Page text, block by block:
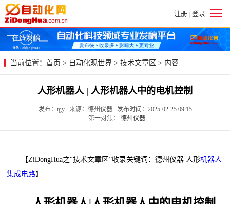
注册 | 登录
当前位置： 首页 > 自动化观世界 > 技术文章区 > 内容
人形机器人 | 人形机器人中的电机控制
发布：tgy 来源：德州仪器 发布时间：2025-02-25 09:15
第一对焦： 德州仪器
【ZiDongHua之“技术文章区”收录关键词：德州仪器 人形机器人
集成电路】